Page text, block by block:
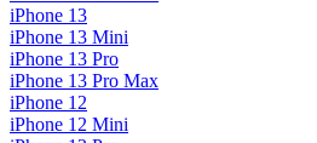
iPhone 13
iPhone 13 Mini
iPhone 13 Pro
iPhone 13 Pro Max
iPhone 12
iPhone 12 Mini